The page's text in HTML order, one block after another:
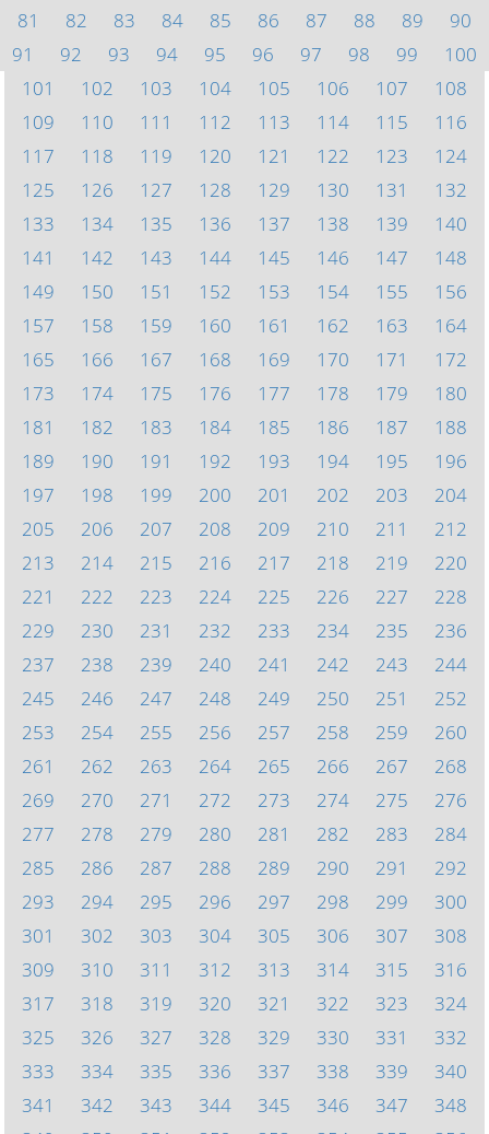
81
82 83 84 85 86 87 88 89
90
91
92 93 94 95 96 97 98 99
100
101
102 103 104 105 106 107
108
109
110 111 112 113 114 115
116
117
118 119 120 121 122 123
124
125
126 127 128 129 130 131
132
133
134 135 136 137 138 139
140
141
142 143 144 145 146 147
148
149
150 151 152 153 154 155
156
157
158 159 160 161 162 163
164
165
166 167 168 169 170 171
172
173
174 175 176 177 178 179
180
181
182 183 184 185 186 187
188
189
190 191 192 193 194 195
196
197
198 199 200 201 202 203
204
205
206 207 208 209 210 211
212
213
214 215 216 217 218 219
220
221
222 223 224 225 226 227
228
229
230 231 232 233 234 235
236
237
238 239 240 241 242 243
244
245
246 247 248 249 250 251
252
253
254 255 256 257 258 259
260
261
262 263 264 265 266 267
268
269
270 271 272 273 274 275
276
277
278 279 280 281 282 283
284
285
286 287 288 289 290 291
292
293
294 295 296 297 298 299
300
301
302 303 304 305 306 307
308
309
310 311 312 313 314 315
316
317
318 319 320 321 322 323
324
325
326 327 328 329 330 331
332
333
334 335 336 337 338 339
340
341
342 343 344 345 346 347
348